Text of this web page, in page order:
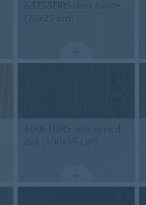
63755DR5 dark twine
(75x25 cm)
60061DR5 blackened
oak (100x15 cm)